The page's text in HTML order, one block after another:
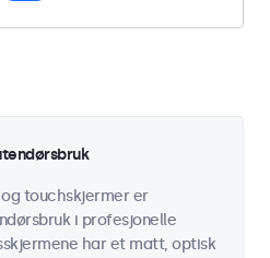
touchskjermer er
i profesjonelle
har et matt, optisk